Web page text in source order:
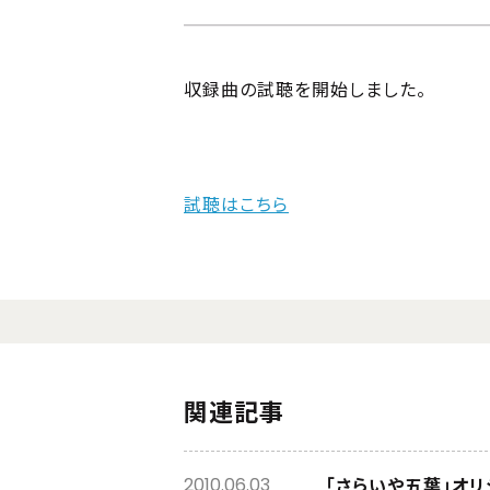
収録曲の試聴を開始しました。
試聴はこちら
関連記事
「さらいや五葉」オ